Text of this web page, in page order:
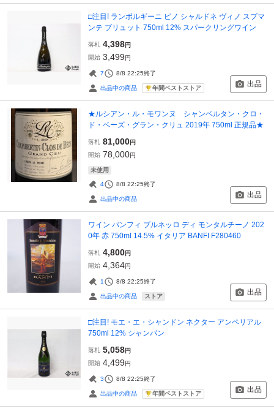
□注目! ランボルギーニ ピノ シャルドネ ヴィノ スプマ
ンテ ブリュット 750ml 12% スパークリングワイン
落札 4,398円
開始 3,499円
7 8/8 22:25終了
出品中の商品 年間ベストストア 出品
★ルシアン・ル・モワンヌ シャンベルタン・クロ・
ド・ベーズ・グラン・クリュ 2019年 750ml 正規品★
落札 81,000円
開始 78,000円
未使用
4 8/8 22:25終了
出品中の商品 出品
ワイン バンフィ ブルネッロ ディ モンタルチーノ 202
0年 赤 750ml 14.5% イタリア BANFI F280460
落札 4,800円
開始 4,364円
1 8/8 22:25終了
出品中の商品 ストア 出品
□注目! モエ・エ・シャンドン ネクター アンペリアル
750ml 12% シャンパン
落札 5,058円
開始 4,499円
3 8/8 22:25終了
出品中の商品 年間ベストストア 出品